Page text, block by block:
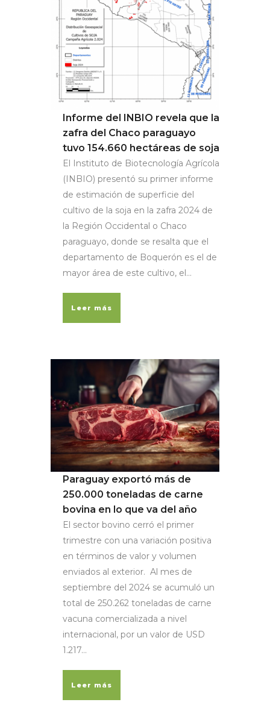
Informe del INBIO revela que la
zafra del Chaco paraguayo
tuvo 154.660 hectáreas de soja
El Instituto de Biotecnología Agrícola
(INBIO) presentó su primer informe
de estimación de superficie del
cultivo de la soja en la zafra 2024 de
la Región Occidental o Chaco
paraguayo, donde se resalta que el
departamento de Boquerón es el de
mayor área de este cultivo, el...
Leer más
Paraguay exportó más de
250.000 toneladas de carne
bovina en lo que va del año
El sector bovino cerró el primer
trimestre con una variación positiva
en términos de valor y volumen
enviados al exterior. Al mes de
septiembre del 2024 se acumuló un
total de 250.262 toneladas de carne
vacuna comercializada a nivel
internacional, por un valor de USD
1.217...
Leer más